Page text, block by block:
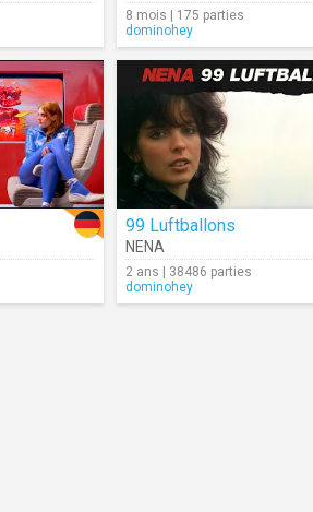
8 mois | 175 parties
dominohey
99 Luftballons
NENA
2 ans | 38486 parties
dominohey